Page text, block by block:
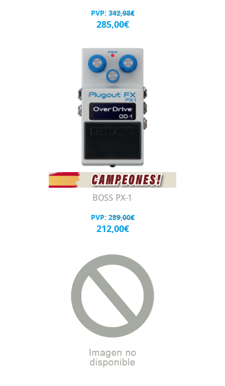
PVP: 342,98€
285,00€
BOSS PX-1
PVP: 289,00€
212,00€